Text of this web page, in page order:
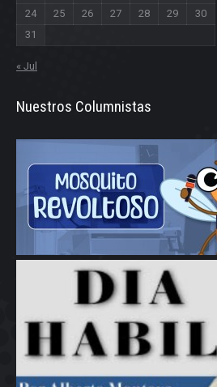
24
25 26 27 28 29
30
31
« Jul
Nuestros Columnistas